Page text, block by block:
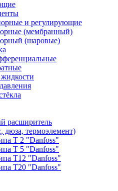
и регулирующие
(мембранный)
(шаровые)
расширитель
дюза, термоэлемент)
Т 2 "Danfoss"
Т 5 "Danfoss"
Т12 "Danfoss"
Т20 "Danfoss"